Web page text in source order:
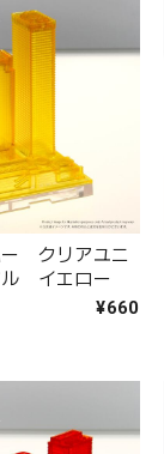
ー クリアユニ
イエロー
¥660